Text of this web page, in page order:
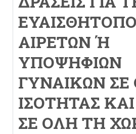
ΑΙΡΕΤΏΝ Ή Υ
ΠΟΨΗΦΊΩΝ Γ
ΥΝΑΙΚΏΝ ΣΕ
ΣΌΤΗΤΑΣ ΚΑΙ
Ε ΌΛΗ ΤΗ